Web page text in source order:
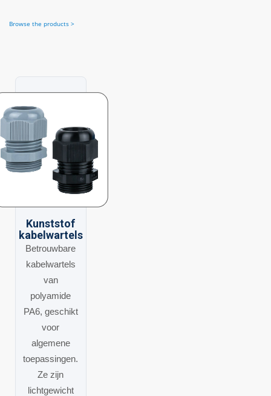
Browse the products >
Kunststof
kabelwartels
Betrouwbare
kabelwartels
van
polyamide
PA6, geschikt
voor
algemene
toepassingen.
Ze zijn
lichtgewicht